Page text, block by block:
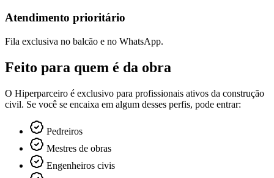
Atendimento prioritário
Fila exclusiva no balcão e no WhatsApp.
Feito para quem é da obra
O Hiperparceiro é exclusivo para profissionais ativos da construção
civil. Se você se encaixa em algum desses perfis, pode entrar:
Pedreiros
Mestres de obras
Engenheiros civis